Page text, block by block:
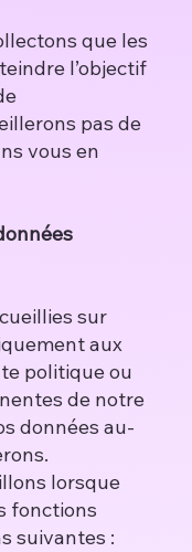
que les
l’objectif
pas de
vous en
sur
aux
politique ou
de notre
données au-
lorsque
fonctions
suivantes :